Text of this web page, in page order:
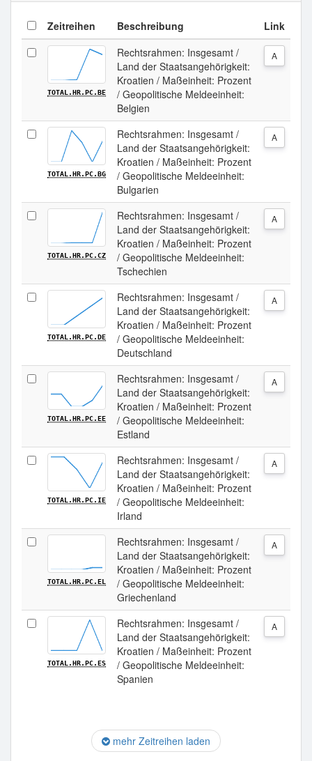
Zeitreihen Beschreibung Link
TOTAL.HR.PC.BE
Rechtsrahmen: Insgesamt /
Land der Staatsangehörigkeit:
Kroatien / Maßeinheit: Prozent
/ Geopolitische Meldeeinheit:
Belgien
A
TOTAL.HR.PC.BG
Rechtsrahmen: Insgesamt /
Land der Staatsangehörigkeit:
Kroatien / Maßeinheit: Prozent
/ Geopolitische Meldeeinheit:
Bulgarien
A
TOTAL.HR.PC.CZ
Rechtsrahmen: Insgesamt /
Land der Staatsangehörigkeit:
Kroatien / Maßeinheit: Prozent
/ Geopolitische Meldeeinheit:
Tschechien
A
TOTAL.HR.PC.DE
Rechtsrahmen: Insgesamt /
Land der Staatsangehörigkeit:
Kroatien / Maßeinheit: Prozent
/ Geopolitische Meldeeinheit:
Deutschland
A
TOTAL.HR.PC.EE
Rechtsrahmen: Insgesamt /
Land der Staatsangehörigkeit:
Kroatien / Maßeinheit: Prozent
/ Geopolitische Meldeeinheit:
Estland
A
TOTAL.HR.PC.IE
Rechtsrahmen: Insgesamt /
Land der Staatsangehörigkeit:
Kroatien / Maßeinheit: Prozent
/ Geopolitische Meldeeinheit:
Irland
A
TOTAL.HR.PC.EL
Rechtsrahmen: Insgesamt /
Land der Staatsangehörigkeit:
Kroatien / Maßeinheit: Prozent
/ Geopolitische Meldeeinheit:
Griechenland
A
TOTAL.HR.PC.ES
Rechtsrahmen: Insgesamt /
Land der Staatsangehörigkeit:
Kroatien / Maßeinheit: Prozent
/ Geopolitische Meldeeinheit:
Spanien
A
mehr Zeitreihen laden